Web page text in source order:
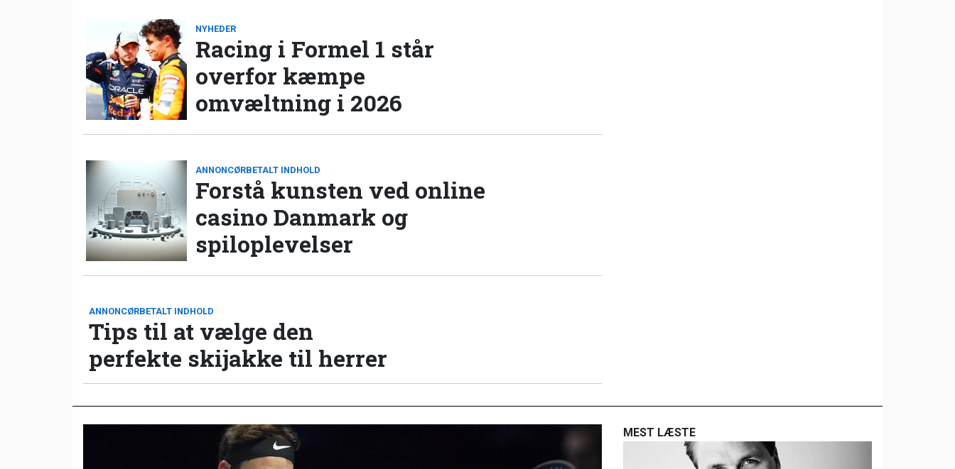
NYHEDER
Racing i Formel 1 står
overfor kæmpe
omvæltning i 2026
ANNONCØRBETALT INDHOLD
Forstå kunsten ved online
casino Danmark og
spiloplevelser
ANNONCØRBETALT INDHOLD
Tips til at vælge den
perfekte skijakke til herrer
MEST LÆSTE